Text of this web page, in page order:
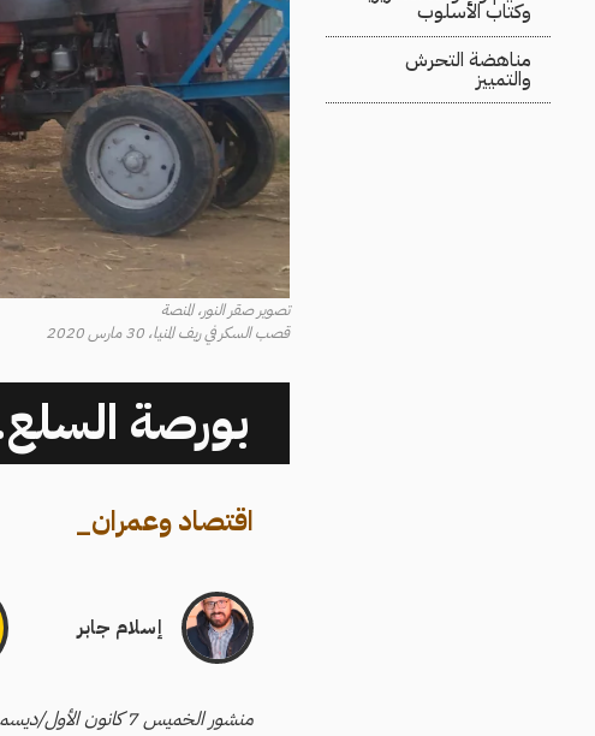
وكتاب الأسلوب
مناهضة التحرش
والتمييز
تصوير صقر النور، المنصة
قصب السكر في ريف المنيا، 30 مارس 2020
بورصة
اقتصاد وعمران_
إسلام جابر
منشور الخميس 7 كانون الأول/ديسمبر 2023 - آخر تحديث الأحد 14 كانون الثاني/يناير 2024